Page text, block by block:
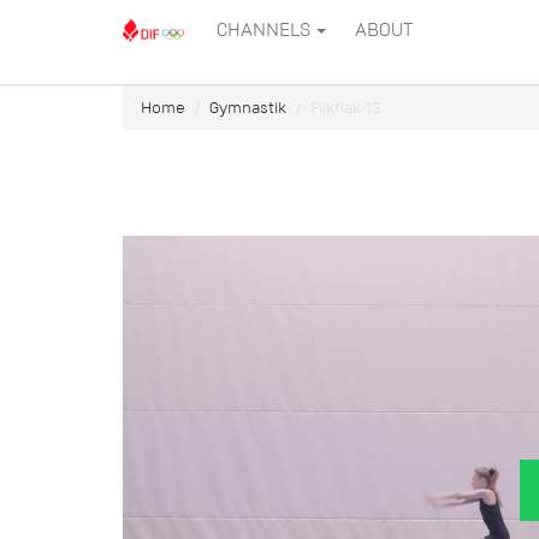
CHANNELS ABOUT
Home Gymnastik Flikflak 13